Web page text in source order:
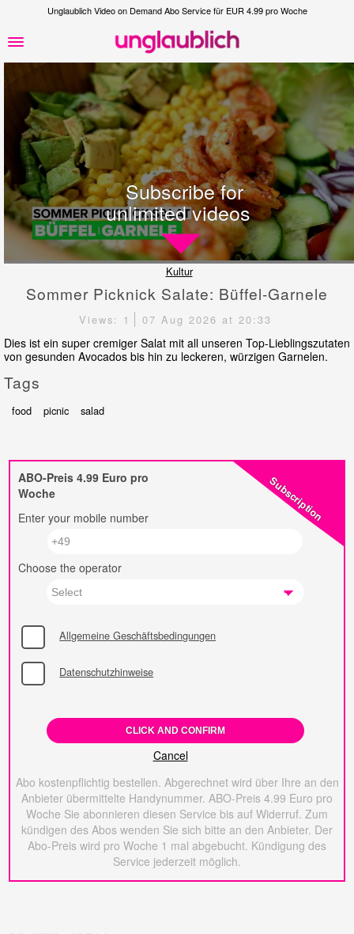
Unglaublich Video on Demand Abo Service für EUR 4.99 pro Woche
Subscribe for
unlimited videos
Kultur
Sommer Picknick Salate: Büffel-Garnele
Views: 1 07 Aug 2026 at 20:33
Dies ist ein super cremiger Salat mit all unseren Top-Lieblingszutaten
von gesunden Avocados bis hin zu leckeren, würzigen Garnelen.
Tags
food picnic salad
Subscription
ABO-Preis 4.99 Euro pro
Woche
Enter your mobile number
Choose the operator
Allgemeine Geschäftsbedingungen
Datenschutzhinweise
CLICK AND CONFIRM
Cancel
Abo kostenpflichtig bestellen. Abgerechnet wird über Ihre an den
Anbieter übermittelte Handynummer. ABO-Preis 4.99 Euro pro
Woche Sie abonnieren diesen Service bis auf Widerruf. Zum
kündigen des Abos wenden Sie sich bitte an den Anbieter. Der
Abo-Preis wird pro Woche 1 mal abgebucht. Kündigung des
Service jederzeit möglich.